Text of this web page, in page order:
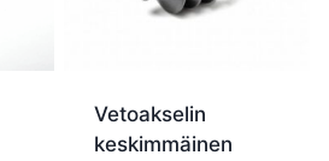
Vetoakselin
keskimmäinen